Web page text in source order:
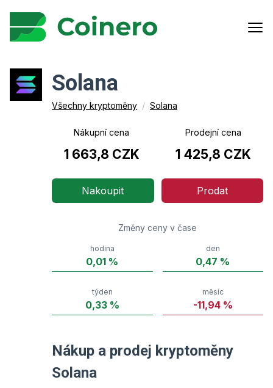
Solana
Všechny kryptoměny / Solana
Nákupní cena Prodejní cena
1 663,8 CZK 1 425,8 CZK
Nakoupit Prodat
Nákup a prodej kryptoměny
Solana
Změny ceny v čase
hodina
0,01 %
den
0,47 %
týden
0,33%
měsíc
-11,94%